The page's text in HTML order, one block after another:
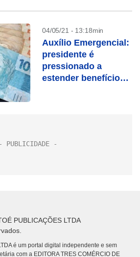
04/05/21 - 13:18min
Auxílio Emergencial:
presidente é
pressionado a
estender benefício
PUBLICAÇÕES LTDA
é um portal digital independente e sem
com a EDITORA TRES COMÉRCIO DE